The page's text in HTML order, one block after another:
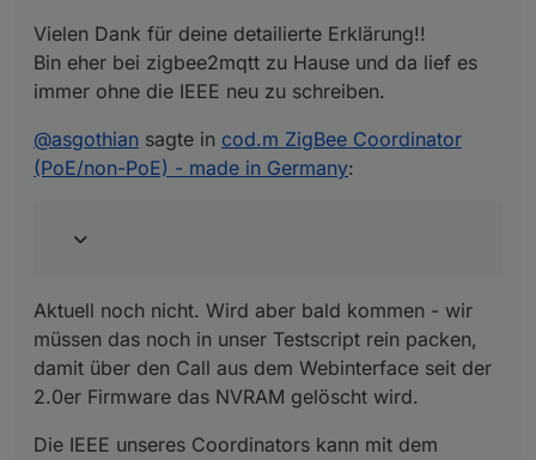
Aktuell noch nicht. Wird aber bald kommen - wir
müssen das noch in unser Testscript rein packen,
damit über den Call aus dem Webinterface seit der
2.0er Firmware das NVRAM gelöscht wird.
Die IEEE unseres Coordinators kann mit dem ZigStar-
GW-Multitool geändert werden. Die Kunden die ich im
NVRAM gelöscht haben, nie wieder gemeldet -
weswegen ich davon ausgehe, dass es funktioniert
hat.
getestet haben.
Danke dir!
Vielen Dank für deine detailierte Erklärung!!
Bin eher bei zigbee2mqtt zu Hause und da lief es
immer ohne die IEEE neu zu schreiben.
@asgothian sagte in cod.m ZigBee Coordinator
(PoE/non-PoE) - made in Germany:
Aktuell noch nicht. Wird aber bald kommen - wir
müssen das noch in unser Testscript rein packen,
damit über den Call aus dem Webinterface seit der
2.0er Firmware das NVRAM gelöscht wird.
Die IEEE unseres Coordinators kann mit dem